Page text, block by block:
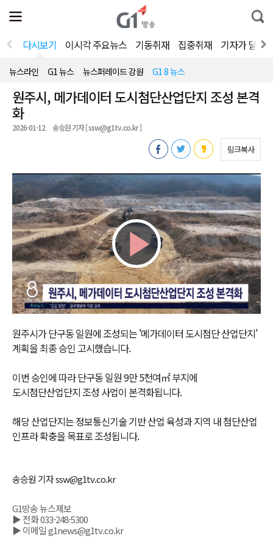
전
체
뉴
열
통
합
색
다시보기 이시각 주요뉴스 기동취재 집중취재 기자가 달려
뉴스라인 G1 뉴스 뉴스퍼레이드 강원 G1 8 뉴스
원주시, 메가데이터 도시첨단산업단지 조성 본격
화
2026-01-12 송승원 기자 [ ssw@g1tv.co.kr ]
링크복사
Play
Video
원주시가 단구동 일원에 조성되는 '메가데이터 도시첨단 산업단지'
계획을 최종 승인 고시했습니다.
이번 승인에 따라 단구동 일원 9만 5천여㎡ 부지에
도시첨단산업단지 조성 사업이 본격화됩니다.
해당 산업단지는 정보통신기술 기반 산업 육성과 지역 내 첨단산업
인프라 확충을 목표로 조성됩니다.
송승원 기자 ssw@g1tv.co.kr
G1방송 뉴스제보
▶ 전화 033-248-5300
▶ 이메일 g1news@g1tv.co.kr